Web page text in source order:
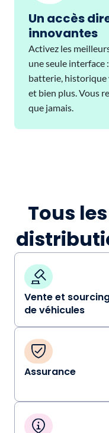
Un accès
innovantes
Activez les
une seule interface
batterie, historique
et bien plus. Vous
que jamais.
Tous
Vente et
de véhicules
Assurance